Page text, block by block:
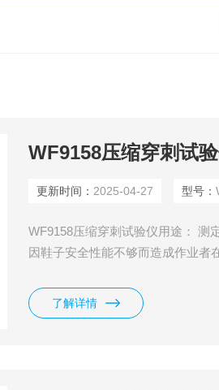
WF9158压缩穿刺试
更新时间： 2025-04-27 型号：
WF9158压缩穿刺试验仪用途： 测
因鞋子安全性能不够而造成作业者
了解详情